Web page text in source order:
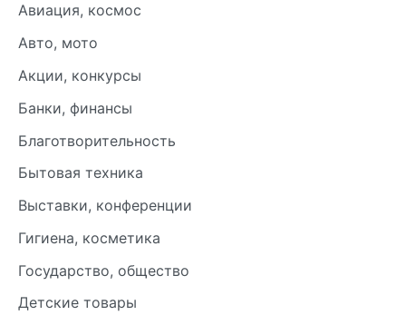
Авиация, космос
Авто, мото
Акции, конкурсы
Банки, финансы
Благотворительность
Бытовая техника
Выставки, конференции
Гигиена, косметика
Государство, общество
Детские товары